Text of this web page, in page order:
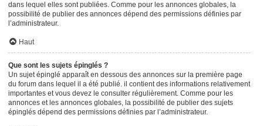
dans lequel elles sont publiées. Comme pour les annonces globales, la
possibilité de publier des annonces dépend des permissions définies par
l’administrateur.
Haut
Que sont les sujets épinglés ?
Un sujet épinglé apparaît en dessous des annonces sur la première page
du forum dans lequel il a été publié. il contient des informations relativement
importantes et vous devez le consulter régulièrement. Comme pour les
annonces et les annonces globales, la possibilité de publier des sujets
épinglés dépend des permissions définies par l’administrateur.